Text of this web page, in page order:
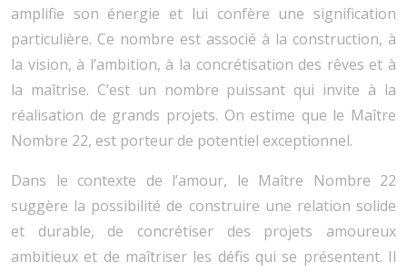
amplifie son énergie et lui confère une signification
particulière. Ce nombre est associé à la construction, à
la vision, à l’ambition, à la concrétisation des rêves et à
la maîtrise. C’est un nombre puissant qui invite à la
réalisation de grands projets. On estime que le Maître
Nombre 22, est porteur de potentiel exceptionnel.
Dans le contexte de l’amour, le Maître Nombre 22
suggère la possibilité de construire une relation solide
et durable, de concrétiser des projets amoureux
ambitieux et de maîtriser les défis qui se présentent. Il